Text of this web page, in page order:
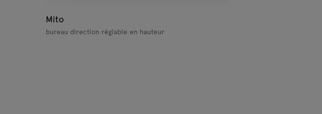
Mito
bureau direction réglable en hauteur